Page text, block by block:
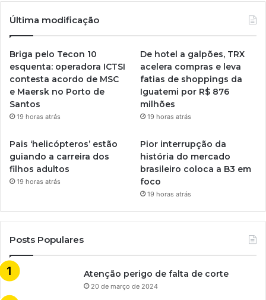
Última modificação
Briga pelo Tecon 10
esquenta: operadora ICTSI
contesta acordo de MSC
e Maersk no Porto de
Santos
19 horas atrás
De hotel a galpões, TRX
acelera compras e leva
fatias de shoppings da
Iguatemi por R$ 876
milhões
19 horas atrás
Pais ‘helicópteros’ estão
guiando a carreira dos
filhos adultos
19 horas atrás
Pior interrupção da
história do mercado
brasileiro coloca a B3 em
foco
19 horas atrás
Posts Populares
Atenção perigo de falta de corte
20 de março de 2024